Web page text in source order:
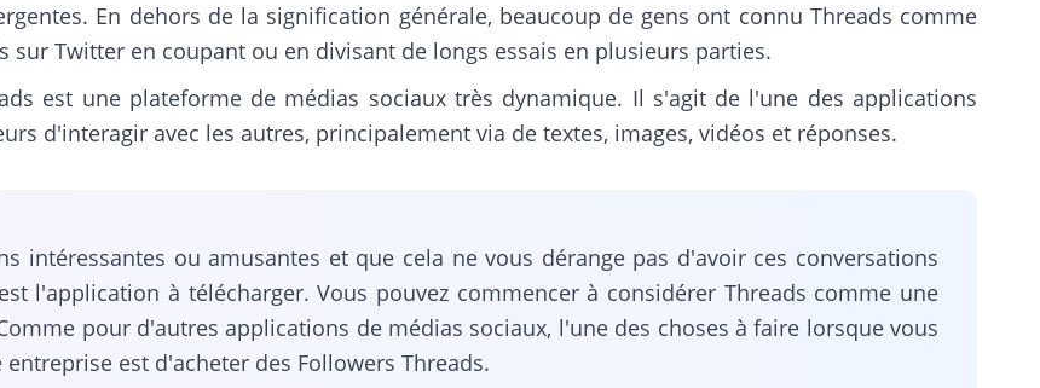
En dehors de la signification générale, beaucoup de gens ont connu Threads comme
Twitter en coupant ou en divisant de longs essais en plusieurs parties.
est une plateforme de médias sociaux très dynamique. Il s'agit de l'une des applications
d'interagir avec les autres, principalement via de textes, images, vidéos et réponses.
intéressantes ou amusantes et que cela ne vous dérange pas d'avoir ces conversations
l'application à télécharger. Vous pouvez commencer à considérer Threads comme une
pour d'autres applications de médias sociaux, l'une des choses à faire lorsque vous
est d'acheter des Followers Threads.